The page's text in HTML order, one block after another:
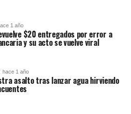
1 año
$20 entregados por error a
y su acto se vuelve viral
hace 1 año
asalto tras lanzar agua hirviendo